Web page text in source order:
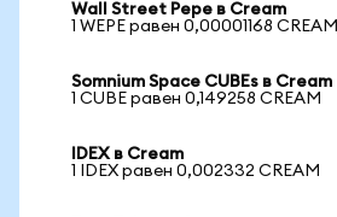
Wall Street Pepe в Cream
1 WEPE равен 0,00001168 CREAM
Somnium Space CUBEs в Cream
1 CUBE равен 0,149258 CREAM
IDEX в Cream
1 IDEX равен 0,002332 CREAM